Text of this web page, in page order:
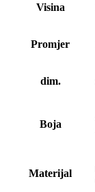
Visina
Promjer
dim.
Boja
Materijal